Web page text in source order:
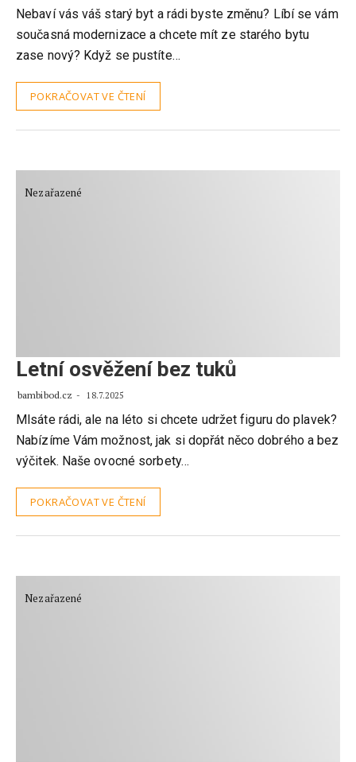
Nebaví vás váš starý byt a rádi byste změnu? Líbí se vám
současná modernizace a chcete mít ze starého bytu
zase nový? Když se pustíte…
POKRAČOVAT VE ČTENÍ
Nezařazené
Letní osvěžení bez tuků
bambibod.cz 18.7.2025
Mlsáte rádi, ale na léto si chcete udržet figuru do plavek?
Nabízíme Vám možnost, jak si dopřát něco dobrého a bez
výčitek. Naše ovocné sorbety…
POKRAČOVAT VE ČTENÍ
Nezařazené